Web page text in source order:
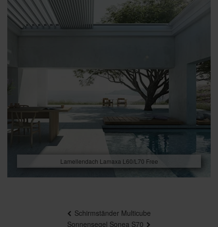
Lamellendach Lamaxa L60/L70 Free
Schirmständer Multicube
Sonnensegel Sonea S70